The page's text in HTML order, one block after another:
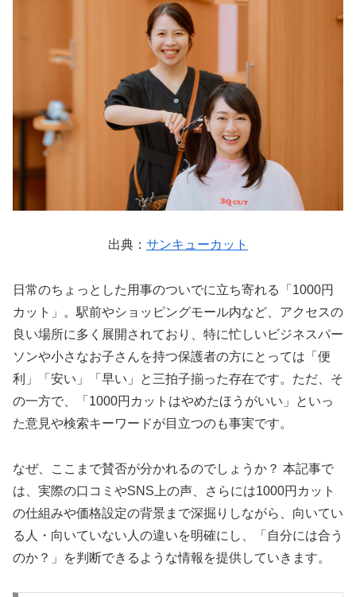
出典： サンキューカット
日常のちょっとした用事のついでに立ち寄れる「1000円
カット」。駅前やショッピングモール内など、アクセスの
良い場所に多く展開されており、特に忙しいビジネスパー
ソンや小さなお子さんを持つ保護者の方にとっては「便
利」「安い」「早い」と三拍子揃った存在です。ただ、そ
の一方で、「1000円カットはやめたほうがいい」といっ
た意見や検索キーワードが目立つのも事実です。
なぜ、ここまで賛否が分かれるのでしょうか？ 本記事で
は、実際の口コミやSNS上の声、さらには1000円カット
の仕組みや価格設定の背景まで深掘りしながら、向いてい
る人・向いていない人の違いを明確にし、「自分には合う
のか？」を判断できるような情報を提供していきます。